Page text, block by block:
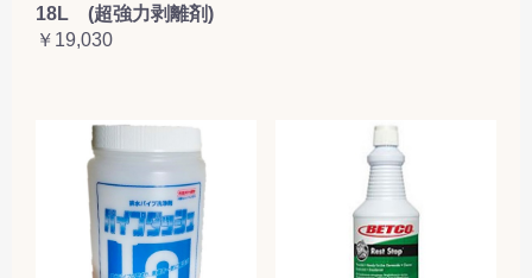
18L (超強力剥離剤)
￥19,030